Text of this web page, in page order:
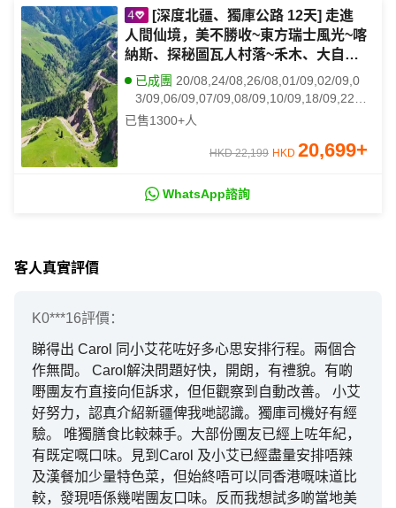
[深度北疆、獨庫公路 12天] 走進
人間仙境，美不勝收~東方瑞士風光~喀
納斯、探秘圖瓦人村落~禾木、大自然
鬼斧神工~魔鬼城、天山天池、那拉提
草原、獨山子大峽谷、賽里木湖 自然
風光純玩之旅
已成團 20/08,24/08,26/08,01/09,02/09,0
3/09,06/09,07/09,08/09,10/09,18/09,22/0
9,23/09
已售1300+人
HKD 22,199 HKD 20,699+
WhatsApp諮詢
客人真實評價
K0***16評價：
睇得出 Carol 同小艾花咗好多心思安排行程。兩個合
作無間。 Carol解決問題好快，開朗，有禮貌。有啲
嘢團友冇直接向佢訴求，但佢觀察到自動改善。 小艾
好努力，認真介紹新疆俾我哋認識。獨庫司機好有經
驗。 唯獨膳食比較棘手。大部份團友已經上咗年紀，
有既定嘅口味。見到Carol 及小艾已經盡量安排唔辣
及漢餐加少量特色菜，但始終唔可以同香港嘅味道比
較，發現唔係幾啱團友口味。反而我想試多啲當地美